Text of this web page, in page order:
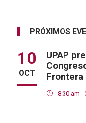
PRÓXIMOS
10
OCT
UPAP
Frontera
8:30 am -